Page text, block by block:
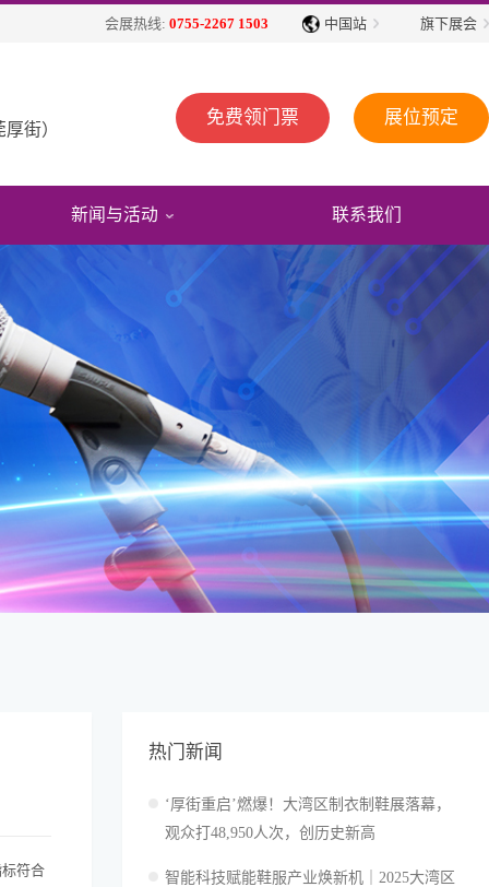
会展热线: 0755-2267 1503 中国站 旗下展会
街）
免费领门票 展位预定
展会视频
精彩图片
展会报告书
往届展会报告
2026参展商手册
2026广告招商手册
免费住酒店
省外观众交通补贴
展商名录下载
新闻与活动
媒体报道
行业动态
展会活动
联系我们
符合
热门新闻
‘厚街重启’燃爆！大湾区制衣制鞋展落幕，
观众打48,950人次，创历史新高
智能科技赋能鞋服产业焕新机｜2025大湾区